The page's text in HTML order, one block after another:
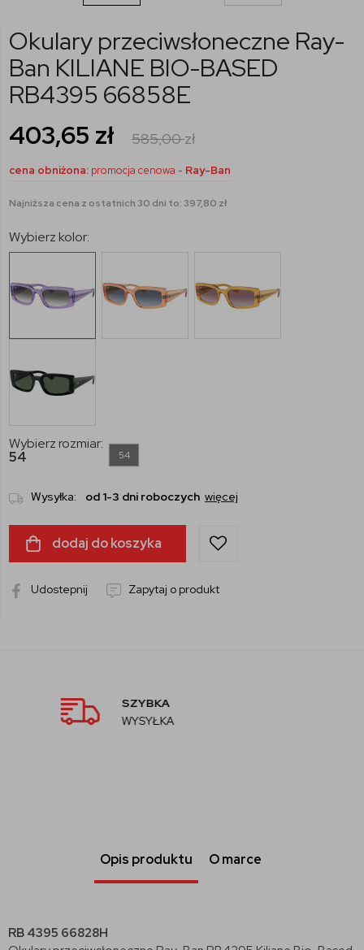
Okulary przeciwsłoneczne Ray-
Ban KILIANE BIO-BASED
RB4395 66858E
403,65 zł 585,00zł
cena obniżona: promocja cenowa - Ray-Ban
Najniższa cena z ostatnich 30 dni to: 397,80 zł
Wybierz kolor:
Wybierz rozmiar:
54
54
Wysyłka: od 1-3 dni roboczych więcej
dodaj do koszyka
Udostepnij Zapytaj o produkt
Opis produktu O marce
RB 4395 66828H